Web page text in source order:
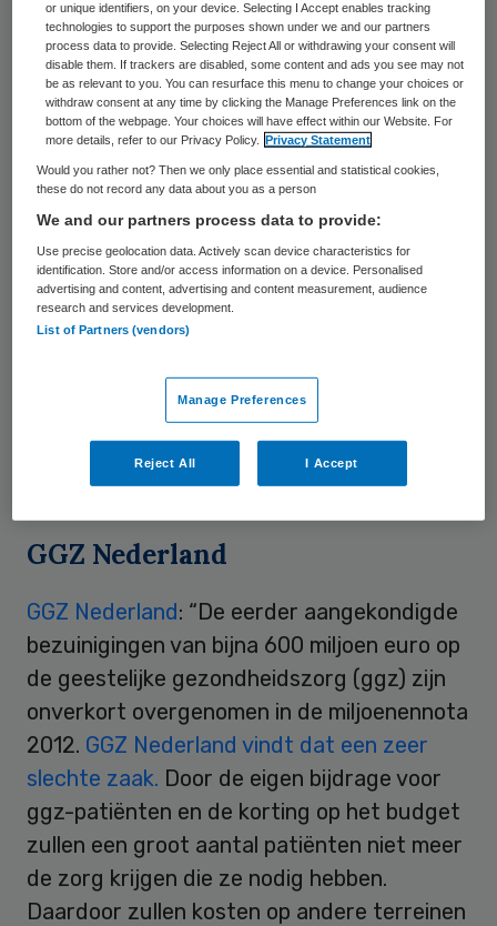
NVZ) staat achterde kabinetsplannenom
de bekostiging van ziekenhuizen te
veranderen: “In dat nieuwe systeem spelen
zorgverzekeraars een belangrijke rol bij het
bepalen van de prijs van de zorg. De
zorgverzekeraars hebben kort geleden,
zonder overleg, bepaald dat de budgetten
van de ziekenhuizen het komende jaar niet
meer mogen groeien. Dat is tegen de
afspraken, want we moeten over dergelijke
minister Schippers dat ze de regie neemt bij
dat overleg. We verwachten dat ze de
verzekeraars aanspreekt en dat niet alleen
aan ons overlaat.”
GGZ Nederland
GGZ Nederland: “De eerder aangekondigde
bezuinigingen van bijna 600 miljoen euro op
de geestelijke gezondheidszorg (ggz) zijn
onverkort overgenomen in de miljoenennota
2012. GGZ Nederland vindt dat een zeer
slechte zaak. Door de eigen bijdrage voor
ggz-patiënten en de korting op het budget
zullen een groot aantal patiënten niet meer
de zorg krijgen die ze nodig hebben.
Daardoor zullen kosten op andere terreinen
or unique identifiers, on your device. Selecting I Accept enables tracking
technologies to support the purposes shown under we and our partners
process data to provide. Selecting Reject All or withdrawing your consent will
disable them. If trackers are disabled, some content and ads you see may not
be as relevant to you. You can resurface this menu to change your choices or
withdraw consent at any time by clicking the Manage Preferences link on the
bottom of the webpage. Your choices will have effect within our Website. For
more details, refer to our Privacy Policy.
Privacy Statement
Would you rather not? Then we only place essential and statistical cookies,
these do not record any data about you as a person
We and our partners process data to provide:
Use precise geolocation data. Actively scan device characteristics for
identification. Store and/or access information on a device. Personalised
advertising and content, advertising and content measurement, audience
research and services development.
List of Partners (vendors)
Manage Preferences
Reject All I Accept